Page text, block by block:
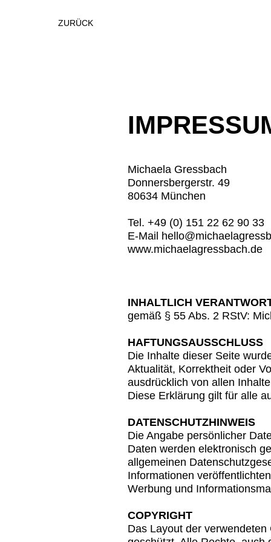
ZURÜCK
Michaela Gressbach
Donnersbergerstr. 49
80634 München
Tel. +49 (0) 151 22 62 90 33
E-Mail
www.michaelagressbach.de
INHALTLICH
gemäß § 55 Abs. 2 RStV:
HAFTUNGSAUSSCHLUSS
Die Inhalte dieser Seite
Aktualität, Korrektheit oder
ausdrücklich von allen
Diese Erklärung gilt für alle
DATENSCHUTZHINWEIS
Die Angabe persönlicher
Daten werden elektronisch
allgemeinen
Informationen
Werbung und
COPYRIGHT
Das Layout der